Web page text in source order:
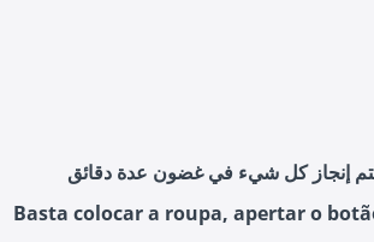
Basta colocar a roupa, apertar o